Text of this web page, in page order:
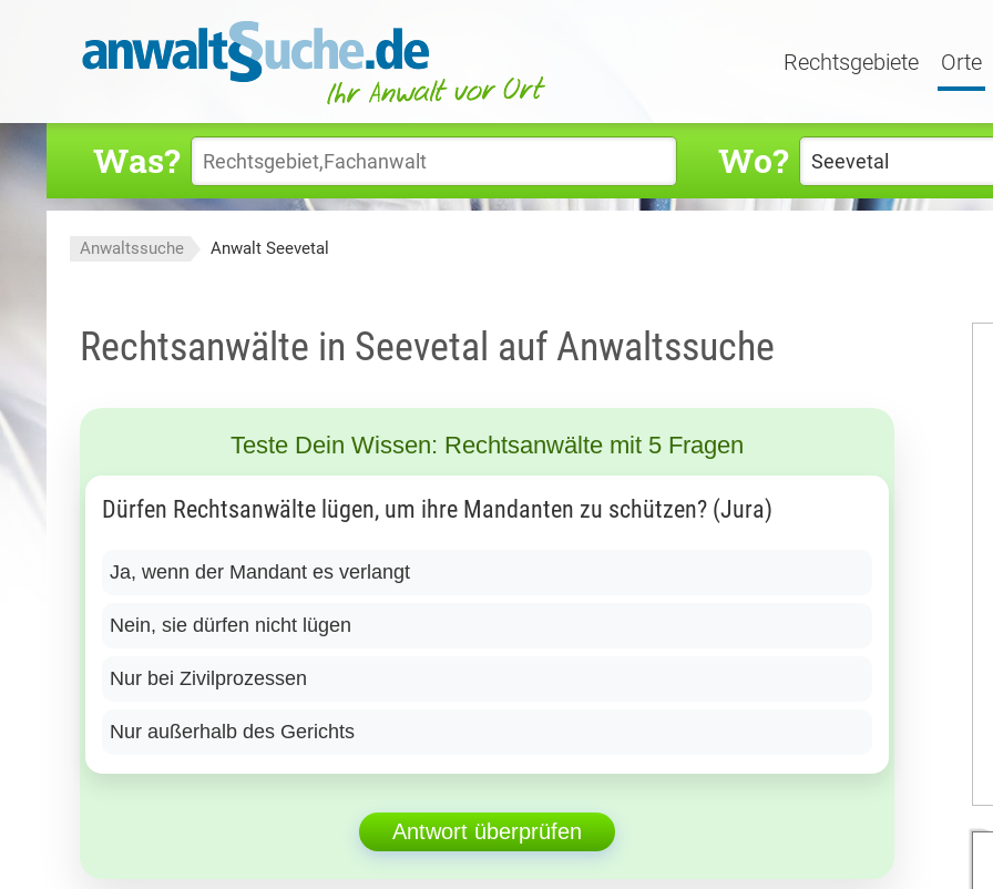
Rechtsgebiete Orte
Was? Wo?
Anwaltssuche Anwalt Seevetal
Rechtsanwälte in Seevetal auf Anwaltssuche
Teste Dein Wissen: Rechtsanwälte mit 5 Fragen
Dürfen Rechtsanwälte lügen, um ihre Mandanten zu schützen? (Jura)
Ja, wenn der Mandant es verlangt
Nein, sie dürfen nicht lügen
Nur bei Zivilprozessen
Nur außerhalb des Gerichts
Antwort überprüfen